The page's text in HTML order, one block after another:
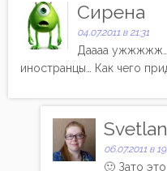
Сирена
04.07.2011 в 21:31
Даааа
иностранцы… Как чего
06.07.2011 в
🙂 Зато